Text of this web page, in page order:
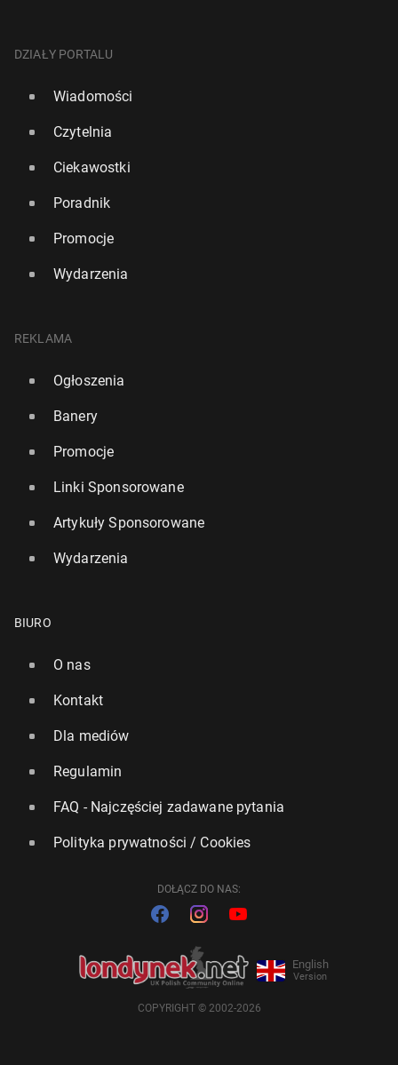
DZIAŁY PORTALU
Wiadomości
Czytelnia
Ciekawostki
Poradnik
Promocje
Wydarzenia
REKLAMA
Ogłoszenia
Banery
Promocje
Linki Sponsorowane
Artykuły Sponsorowane
Wydarzenia
BIURO
O nas
Kontakt
Dla mediów
Regulamin
FAQ - Najczęściej zadawane pytania
Polityka prywatności / Cookies
DOŁĄCZ DO NAS:
English
Version
COPYRIGHT © 2002-2026